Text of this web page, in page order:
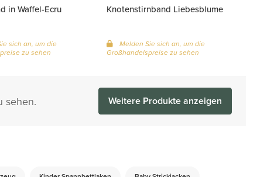
in Waffel-Ecru
sich an, um die
zu sehen
Knotenstirnband Liebesblume
Melden Sie sich an, um die
Großhandelspreise zu sehen
sehen. Weitere Produkte anzeigen